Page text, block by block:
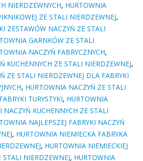
NIERDZEWNYCH, HURTOWNIA
ZE STALI NIERDZEWNEJ,
ZESTAWÓW NACZYŃ ZE STALI
GARNKÓW ZE STALI
NACZYŃ FABRYCZNYCH,
KUCHENNYCH ZE STALI NIERDZEWNEJ,
ZE STALI NIERDZEWNEJ DLA FABRYKI
, HURTOWNIA NACZYŃ ZE STALI
TURYSTYKI, HURTOWNIA
NACZYŃ KUCHENNYCH ZE STALI
NAJLEPSZEJ FABRYKI NACZYŃ
, HURTOWNIA NIEMIECKA FABRYKA
, HURTOWNIA NIEMIECKIEJ
STALI NIERDZEWNEJ, HURTOWNIA